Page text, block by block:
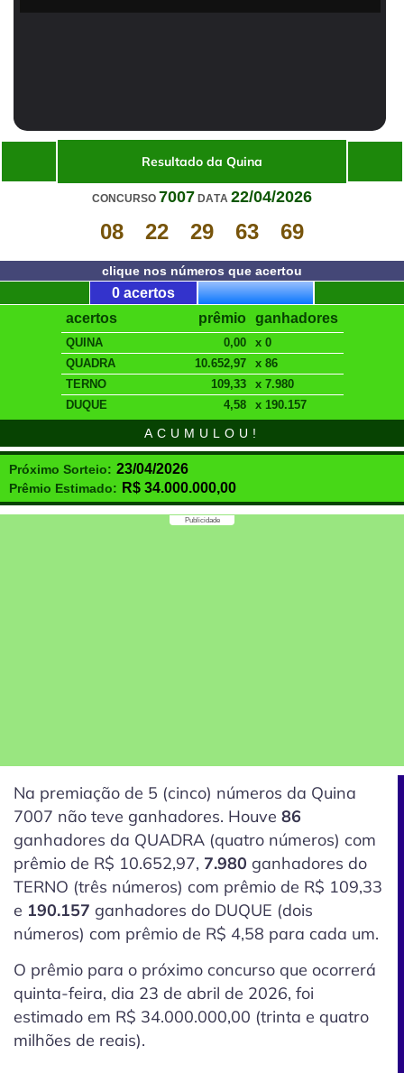
Resultado da Quina
CONCURSO 7007 DATA 22/04/2026
08 22 29 63 69
clique nos números que acertou
0 acertos
acertos
QUINA
QUADRA
TERNO
DUQUE
prêmio
0,00
10.652,97
109,33
4,58
ganhadores
x 0
x 86
x 7.980
x 190.157
ACUMULOU!
Próximo Sorteio: 23/04/2026
Prêmio Estimado: R$ 34.000.000,00
Publicidade
Na premiação de 5 (cinco) números da Quina
7007 não teve ganhadores. Houve 86
ganhadores da QUADRA (quatro números) com
prêmio de R$ 10.652,97, 7.980 ganhadores do
TERNO (três números) com prêmio de R$ 109,33
e 190.157 ganhadores do DUQUE (dois
números) com prêmio de R$ 4,58 para cada um.
O prêmio para o próximo concurso que ocorrerá
quinta-feira, dia 23 de abril de 2026, foi
estimado em R$ 34.000.000,00 (trinta e quatro
milhões de reais).